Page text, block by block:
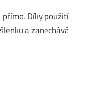
Díky použití
a zanechává